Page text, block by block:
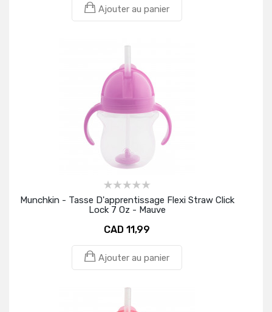
Ajouter au panier
Munchkin - Tasse D'apprentissage Flexi Straw Click
Lock 7 Oz - Mauve
CAD 11,99
Ajouter au panier